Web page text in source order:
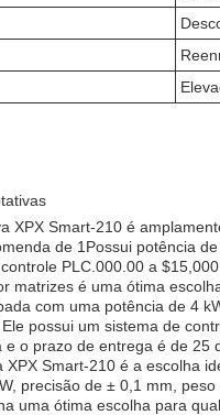
XPX Smart-210 é
de 1Possui potência
PLC.000.00 a
matrizes é uma ótima
com uma potência de 4
possui um sistema de
o prazo de entrega é de 25
XPX Smart-210 é a escolha
precisão de ± 0,1 mm,
uma ótima escolha para